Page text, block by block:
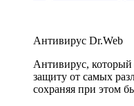
Антивирус Dr.Web
Антивирус, который
защиту от самых
сохраняя при этом